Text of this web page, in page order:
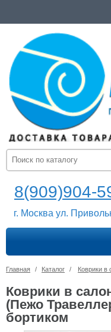
8(909)904-
г. Москва ул.
Главная / Каталог / Коврики в
Коврики в
(Пежо
бортиком